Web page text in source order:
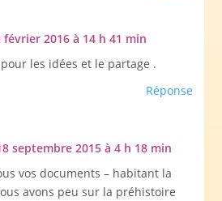
février 2016 à 14 h 41 min
les idées et le partage .
Réponse
septembre 2015 à 4 h 18 min
vos documents – habitant la
avons peu sur la préhistoire